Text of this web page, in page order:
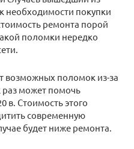
необходимости покупки
ремонта порой
поломки нередко
возможных поломок из-за
раз может помочь
в. Стоимость этого
современную
будет ниже ремонта.